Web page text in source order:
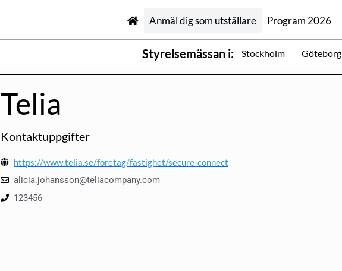
Anmäl dig som utställare Program 2026
Styrelsemässan i: Stockholm Göteborg
Telia
Kontaktuppgifter
https://www.telia.se/foretag/fastighet/secure-connect
alicia.johansson@teliacompany.com
123456